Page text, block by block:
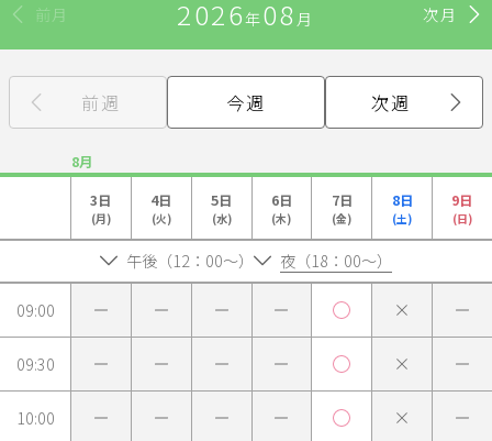
掲載店様ログイン
閉じる
前月 2026年08 月 次月
前週 今週 次週
8月
3日
(月)
4日
(火)
5日
(水)
6日
(木)
7日
(金)
8日
(土)
9日
(日)
午後（12：00～） 夜（18：00～）
09:00
09:30
10:00